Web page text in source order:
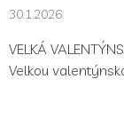
30.1.2026
VELKÁ
Velkou